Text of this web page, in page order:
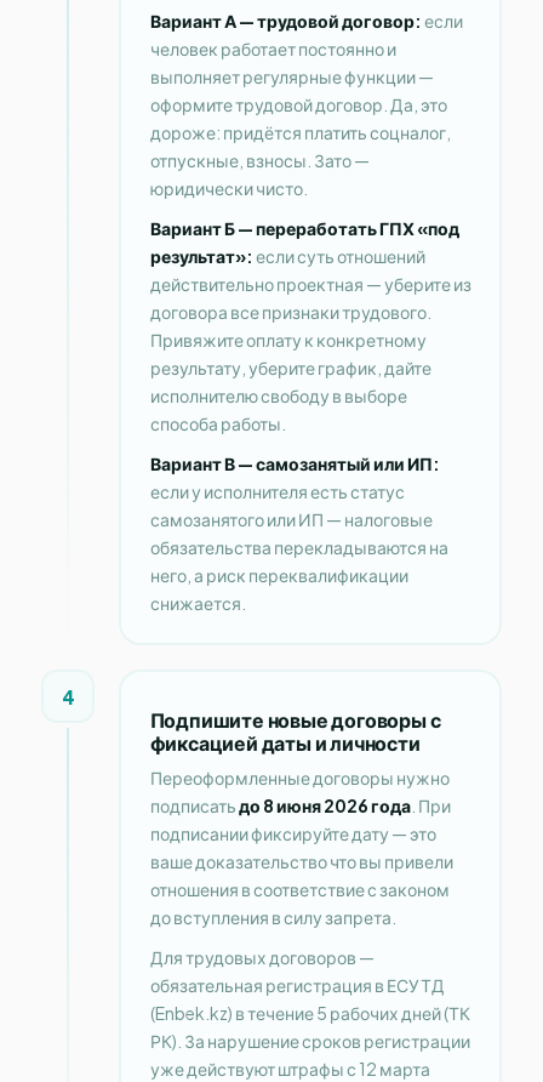
Вариант А — трудовой договор: если
человек работает постоянно и
выполняет регулярные функции —
оформите трудовой договор. Да, это
дороже: придётся платить соцналог,
отпускные, взносы. Зато —
юридически чисто.
Вариант Б — переработать ГПХ «под
результат»: если суть отношений
действительно проектная — уберите из
договора все признаки трудового.
Привяжите оплату к конкретному
результату, уберите график, дайте
исполнителю свободу в выборе
способа работы.
Вариант В — самозанятый или ИП:
если у исполнителя есть статус
самозанятого или ИП — налоговые
обязательства перекладываются на
него, а риск переквалификации
снижается.
4
Подпишите новые договоры с
фиксацией даты и личности
Переоформленные договоры нужно
подписатьдо 8 июня 2026 года. При
подписании фиксируйте дату — это
ваше доказательство что вы привели
отношения в соответствие с законом
до вступления в силу запрета.
Для трудовых договоров —
обязательная регистрация в ЕСУТД
(Enbek.kz) в течение 5 рабочих дней (ТК
РК). За нарушение сроков регистрации
уже действуют штрафы с 12 марта